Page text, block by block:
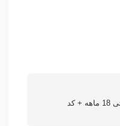
گارانتی اصلی شرکتی 18 ماهه + کد